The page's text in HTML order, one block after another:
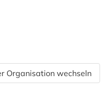
Organisation wechseln